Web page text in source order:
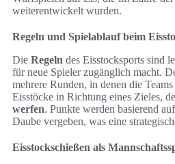
weiterentwickelt wurden.
Regeln und Spielablauf beim
Die Regeln des Eisstocksports sind
für neue Spieler zugänglich macht.
mehrere Runden, in denen die
Eisstöcke in Richtung eines Zieles,
werfen. Punkte werden basierend
Daube vergeben, was eine
Eisstockschießen als